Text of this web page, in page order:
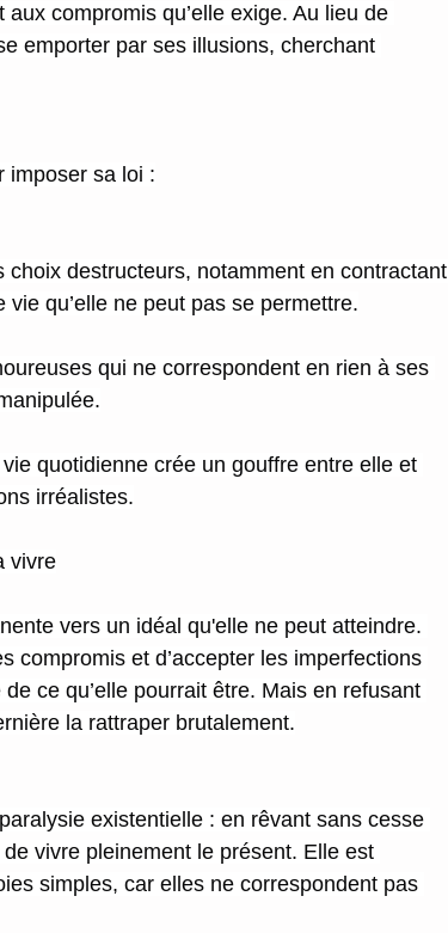
compromis qu’elle exige. Au lieu de
emporter par ses illusions, cherchant
imposer sa loi :
destructeurs, notamment en contractant
qu’elle ne peut pas se permettre.
qui ne correspondent en rien à ses
quotidienne crée un gouffre entre elle et
irréalistes.
vivre
vers un idéal qu'elle ne peut atteindre.
compromis et d’accepter les imperfections
ce qu’elle pourrait être. Mais en refusant
la rattraper brutalement.
existentielle : en rêvant sans cesse
vivre pleinement le présent. Elle est
simples, car elles ne correspondent pas